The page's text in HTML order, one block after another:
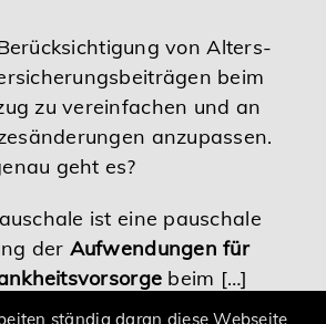
von Alters-
beim
zu vereinfachen und an
anzupassen.
geht es?
ist eine pauschale
der Aufwendungen für
beim […]
ständig daran diese Webseite